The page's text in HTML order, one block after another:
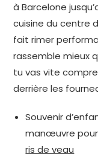
à Barcelone
cuisine du centre
fait rimer
rassemble mieux
tu vas vite
derrière les
Souvenir
manœuvre
ris de veau